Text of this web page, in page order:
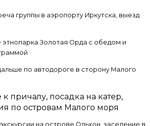
группы в аэропорту Иркутска, выезд
Золотая Орда с обедом и
по автодороге в сторону Малого
причалу, посадка на катер,
по островам Малого моря
на острове Ольхон, заселение в